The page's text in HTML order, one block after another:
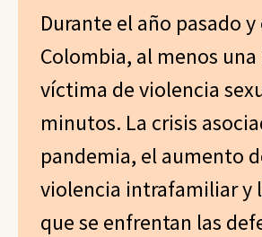
Durante el año pasado y
Colombia, al menos
víctima de violencia
minutos. La crisis
pandemia, el aumento
violencia intrafamiliar y
que se enfrentan las